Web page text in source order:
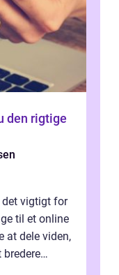
det vigtigt for
til et online
at dele viden,
bredere